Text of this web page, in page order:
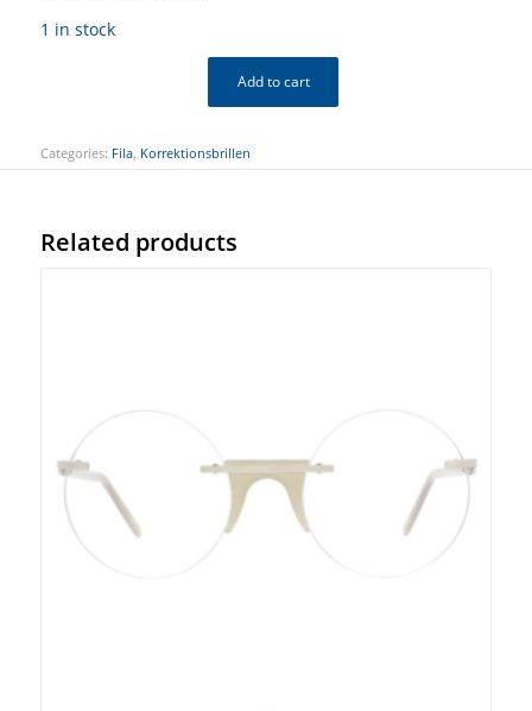
1 in stock
Add to cart
Categories: Fila, Korrektionsbrillen
Related products